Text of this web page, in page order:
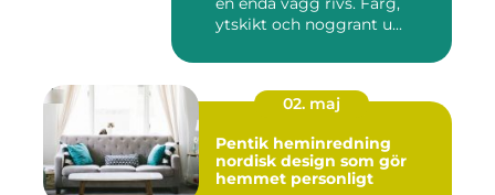
ytskikt och noggrant u...
02. maj
Pentik heminredning
nordisk design som gör
hemmet personligt